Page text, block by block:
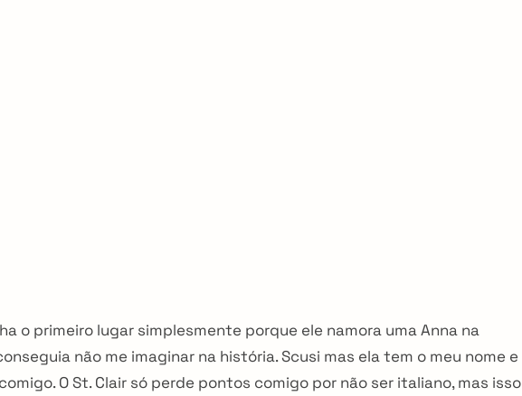
o primeiro lugar simplesmente porque ele namora uma Anna na
não me imaginar na história. Scusi mas ela tem o meu nome e
O St. Clair só perde pontos comigo por não ser italiano, mas isso